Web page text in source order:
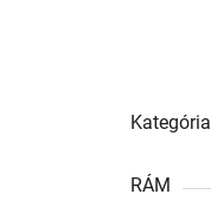
Kategória
RÁM